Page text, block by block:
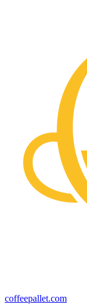
coffeepallet.com